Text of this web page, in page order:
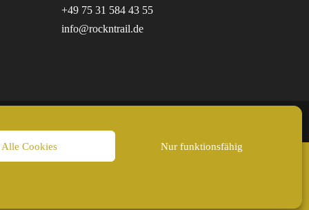
Alle Cookies Nur funktionsfähig
+49 75 31 584 43 55
info@rockntrail.de